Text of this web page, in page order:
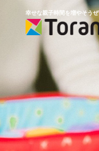
幸せな親子時間を増やそうぜ